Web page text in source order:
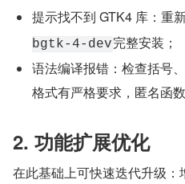
提示找不到 GTK4 库：重
bgtk-4-dev完整安装；
语法编译报错：检查括号
格式有严格要求，匿名函
2. 功能扩展优化
在此基础上可快速迭代升级